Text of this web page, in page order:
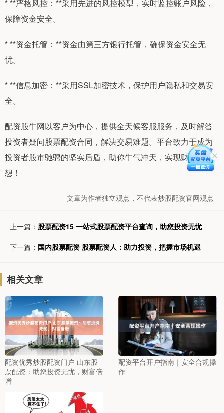
* **严格风控：**采用先进的风控模型，实时监控账户风险，
保障资金安全。
* **资金托管：**资金由第三方银行托管，确保资金安全无
忧。
* **信息加密：**采用SSL加密技术，保护用户隐私和交易安
全。
配资股牛网以客户为中心，提供全天候客服服务，及时解答
投资者疑问股票配资合同，解决交易难题。平台致力于成为
投资者股市驰骋的坚实后盾，助你牛气冲天，实现财富梦
想！
文章为作者独立观点，不代表炒股配资官网观点
上一篇： 股票配资15 一站式股票配资平台查询，助您投资无忧
下一篇： 国内股票配资 股票配资人：助力投资，把握市场机遇
相关文章
配资优秀炒股配资门户 山东股
票配资：助您投资无忧，财富倍
增
配资平台开户指南｜安全合规操
作